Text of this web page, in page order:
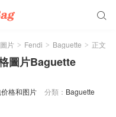

片 > Fendi > Baguette > 正文
圖片Baguette
格和图片 分類： Baguette